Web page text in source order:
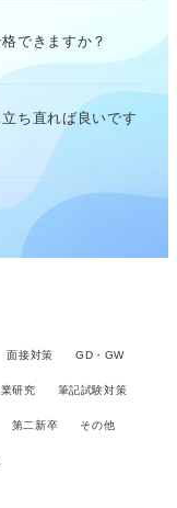
できますか？
ち直れば良いです
面接対策 GD・GW
研究 筆記試験対策
第二新卒 その他